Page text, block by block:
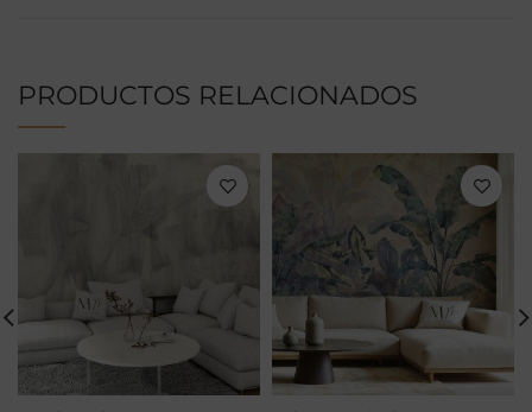
PRODUCTOS RELACIONADOS